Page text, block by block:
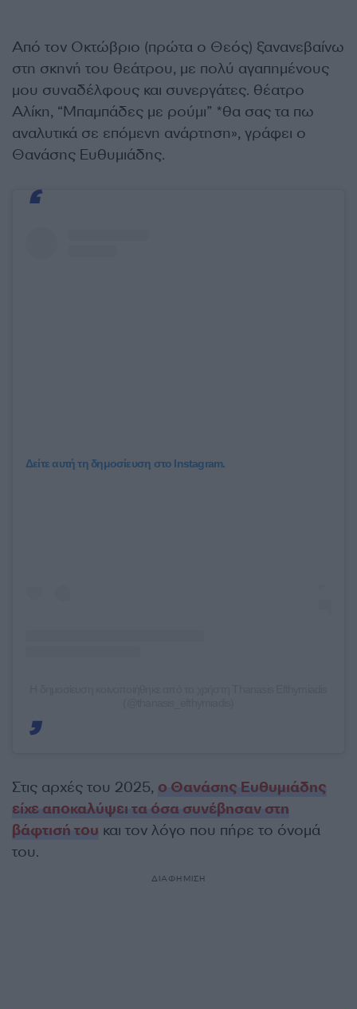
Από τον Οκτώβριο (πρώτα ο Θεός) ξανανεβαίνω
στη σκηνή του θεάτρου, με πολύ αγαπημένους
μου συναδέλφους και συνεργάτες. θέατρο
Αλίκη, “Μπαμπάδες με ρούμι” *θα σας τα πω
αναλυτικά σε επόμενη ανάρτηση», γράφει ο
Θανάσης Ευθυμιάδης.
Δείτε αυτή τη δημοσίευση στο Instagram.
Στις αρχές του 2025, ο Θανάσης Ευθυμιάδης
είχε αποκαλύψει τα όσα συνέβησαν στη
βάφτισή του και τον λόγο που πήρε το όνομά
του.
ΔΙΑΦΗΜΙΣΗ